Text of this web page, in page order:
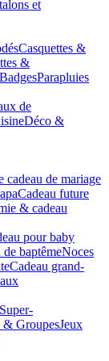
et
Casquettes &
&
BadgesParapluies
de
Déco &
cadeau de mariage​
Cadeau future
& cadeau
pour baby
de baptêmeNoces
Cadeau grand-
& GroupesJeux